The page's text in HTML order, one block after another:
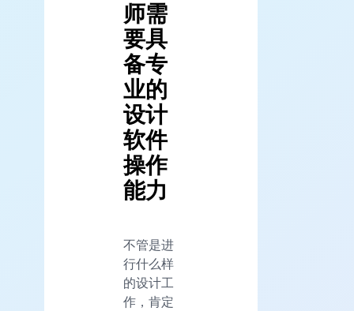
师需
要具
备专
业的
设计
软件
操作
能力
不管是进
行什么样
的设计工
作，肯定